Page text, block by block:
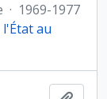
· 1969-1977
l'État au